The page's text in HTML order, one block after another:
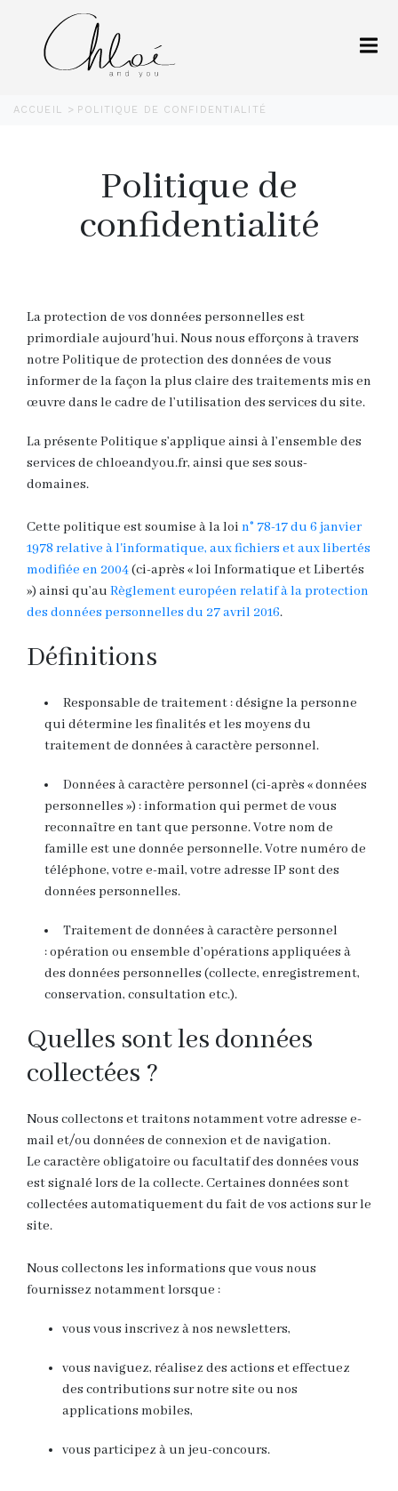
ACCUEIL POLITIQUE DE CONFIDENTIALITÉ
Politique de
confidentialité
La protection de vos données personnelles est
primordiale aujourd'hui. Nous nous efforçons à travers
notre Politique de protection des données de vous
informer de la façon la plus claire des traitements mis en
œuvre dans le cadre de l’utilisation des services du site.
La présente Politique s’applique ainsi à l’ensemble des
services de chloeandyou.fr, ainsi que ses sous-
domaines.
Cette politique est soumise à la loi n° 78-17 du 6 janvier
1978 relative à l'informatique, aux fichiers et aux libertés
modifiée en 2004(ci-après « loi Informatique et Libertés
») ainsi qu’au Règlement européen relatif à la protection
des données personnelles du 27 avril 2016.
Définitions
Responsable de traitement :désigne la personne
qui détermine les finalités et les moyens du
traitement de données à caractère personnel.
Données à caractère personnel (ci-après « données
personnelles ») : information qui permet de vous
reconnaître en tant que personne. Votre nom de
famille est une donnée personnelle. Votre numéro de
téléphone, votre e-mail, votre adresse IP sont des
données personnelles.
Traitement de données à caractère personnel
:opération ou ensemble d’opérations appliquées à
des données personnelles (collecte, enregistrement,
conservation, consultation etc.).
Quelles sont les données
collectées ?
Nous collectons et traitons notamment votre adresse e-
mail et/ou données de connexion et de navigation.
Le caractère obligatoire ou facultatif des données vous
est signalé lors de la collecte. Certaines données sont
collectées automatiquement du fait de vos actions sur le
site.
Nous collectons les informations que vous nous
fournissez notamment lorsque :
vous vous inscrivez à nos newsletters,
vous naviguez, réalisez des actions et effectuez
des contributions sur notre site ou nos
applications mobiles,
vous participez à un jeu-concours.